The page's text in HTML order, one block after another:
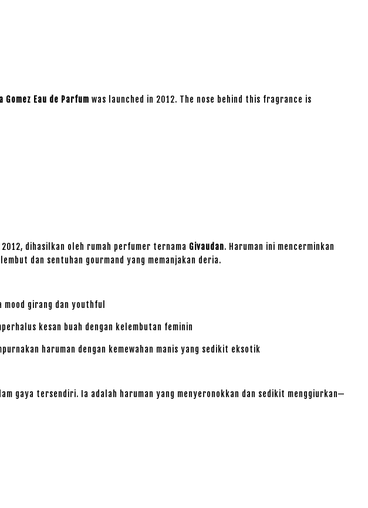
Gomez Eau de Parfum was launched in 2012. The nose behind this fragrance is
dihasilkan oleh rumah perfumer ternama Givaudan. Haruman ini mencerminkan
dan sentuhan gourmand yang memanjakan deria.
girang dan youthful
kesan buah dengan kelembutan feminin
haruman dengan kemewahan manis yang sedikit eksotik
gaya tersendiri. Ia adalah haruman yang menyeronokkan dan sedikit menggiurkan—